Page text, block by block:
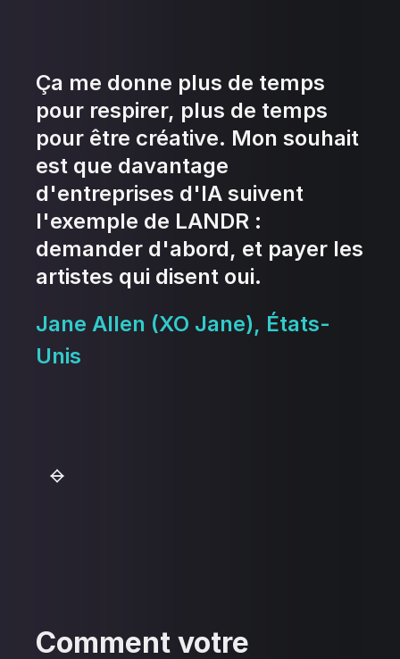
Ça me donne plus de temps
pour respirer, plus de temps
pour être créative. Mon souhait
est que davantage
d'entreprises d'IA suivent
l'exemple de LANDR :
demander d'abord, et payer les
artistes qui disent oui.
Jane Allen (XO Jane), États-
Unis
Comment votre